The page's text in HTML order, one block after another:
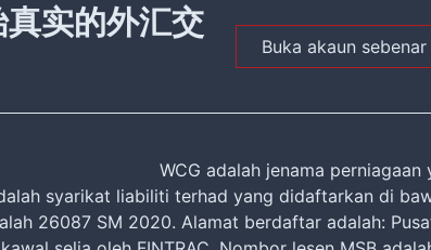
真实的外汇交
Buka akaun sebenar
WCG adalah jenama
syarikat liabiliti terhad yang didaftarkan di
26087 SM 2020. Alamat berdaftar adalah: